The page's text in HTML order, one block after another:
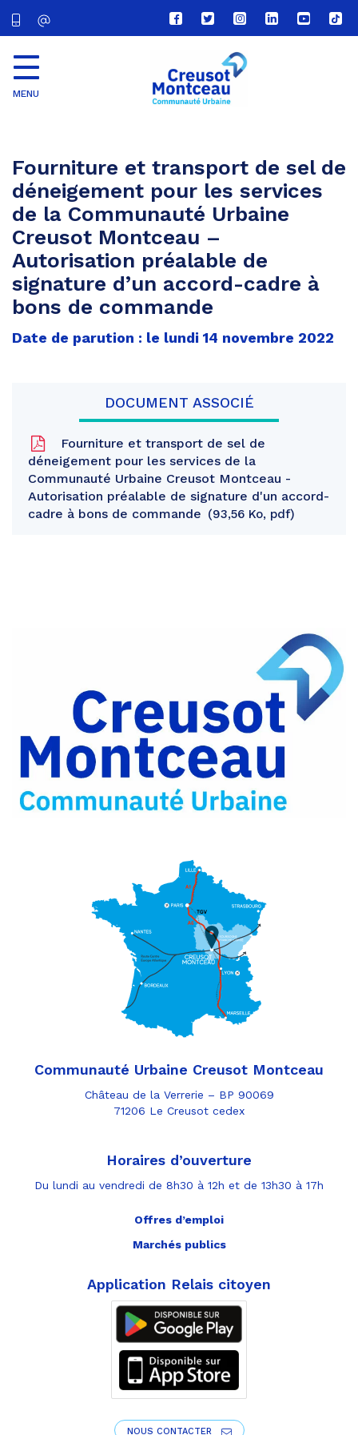
Lien
vers
compte
Facebook
Lien
vers
compte
Twitter
Lien
vers
le
compte
Lien
vers
Lien
vers
Lien
vers
MENU
Fourniture et transport de sel de
déneigement pour les services
de la Communauté Urbaine
Creusot Montceau –
Autorisation préalable de
signature d’un accord-cadre à
bons de commande
Date de parution : le lundi 14 novembre 2022
DOCUMENT ASSOCIÉ
Fourniture et transport de sel de
déneigement pour les services de la
Communauté Urbaine Creusot Montceau -
Autorisation préalable de signature d'un accord-
cadre à bons de commande
93,56 Ko, pdf
Facebook
Partager
Twitter
Partager
par
e-
mail
Communauté Urbaine Creusot Montceau
Château de la Verrerie – BP 90069
71206 Le Creusot cedex
Horaires d’ouverture
Du lundi au vendredi de 8h30 à 12h et de 13h30 à 17h
Offres d’emploi
Marchés publics
Application Relais citoyen
NOUS CONTACTER